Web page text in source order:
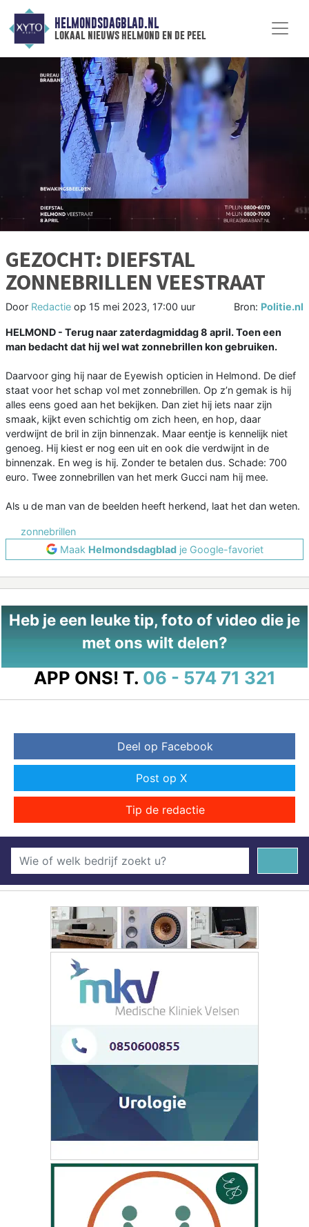
HELMONDSDAGBLAD.NL
lokaal nieuws helmond en de peel
GEZOCHT: DIEFSTAL
ZONNEBRILLEN VEESTRAAT
Door Redactie op 15 mei 2023, 17:00 uur Bron: Politie.nl
HELMOND - Terug naar zaterdagmiddag 8 april. Toen een
man bedacht dat hij wel wat zonnebrillen kon gebruiken.
Daarvoor ging hij naar de Eyewish opticien in Helmond. De dief
staat voor het schap vol met zonnebrillen. Op z’n gemak is hij
alles eens goed aan het bekijken. Dan ziet hij iets naar zijn
smaak, kijkt even schichtig om zich heen, en hop, daar
verdwijnt de bril in zijn binnenzak. Maar eentje is kennelijk niet
genoeg. Hij kiest er nog een uit en ook die verdwijnt in de
binnenzak. En weg is hij. Zonder te betalen dus. Schade: 700
euro. Twee zonnebrillen van het merk Gucci nam hij mee.
Als u de man van de beelden heeft herkend, laat het dan weten.
zonnebrillen
Maak Helmondsdagbladje Google-favoriet
Heb je een leuke tip, foto of video die je
met ons wilt delen?
APP ONS! T. 06 - 574 71 321
Deel op Facebook
Post op X
Tip de redactie